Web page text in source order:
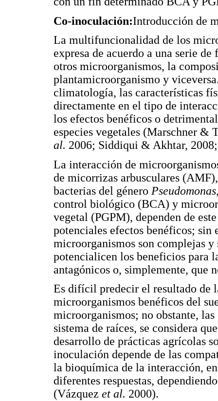
Co-inoculación:Introducción de
La multifuncionalidad de los
expresa de acuerdo a una serie
otros microorganismos, la
plantamicroorganismo y
climatología, las características
directamente en el tipo de
los efectos benéficos o
especies vegetales (Marschner
al. 2006; Siddiqui & Akhtar,
La interacción de
de micorrizas arbusculares
bacterias del género Pseudomonas
control biológico (BCA) y
vegetal (PGPM), dependen de
potenciales efectos benéficos; sin
microorganismos son complejas y
potencialicen los beneficios para
antagónicos o, simplemente, que
Es difícil predecir el resultado de
microorganismos benéficos del
microorganismos; no obstante,
sistema de raíces, se considera
desarrollo de prácticas agrícolas
inoculación depende de las
la bioquímica de la interacción,
diferentes respuestas,
(Vázquez et al. 2000).